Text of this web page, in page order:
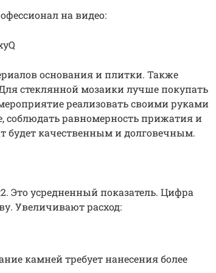
на видео:
основания и плитки. Также
стеклянной мозаики лучше покупать
реализовать своими руками
равномерность прижатия и
будет качественным и долговечным.
Это усредненный показатель. Цифра
Увеличивают расход:
камней требует нанесения более